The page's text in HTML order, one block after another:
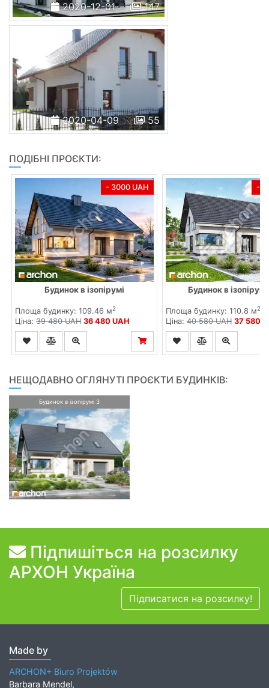
2020-12-01 147
2020-04-09 55
ПОДІБНІ ПРОЄКТИ:
- 3000 UAH
Будинок в ізопірумі
Площа будинку: 109.46 м2
Ціна: 39 480 UAH 36 480 UAH
-
Будинок в
Площа будинку: 110.8 м2
Ціна:40 580 UAH 37 580
НЕЩОДАВНО ОГЛЯНУТІ ПРОЄКТИ БУДИНКІВ:
Будинок в ізопірумі 3
Підпишіться на розсилку
АРХОН Україна
Підписатися на розсилку!
Made by
ARCHON+ Biuro Projektów
Barbara Mendel,